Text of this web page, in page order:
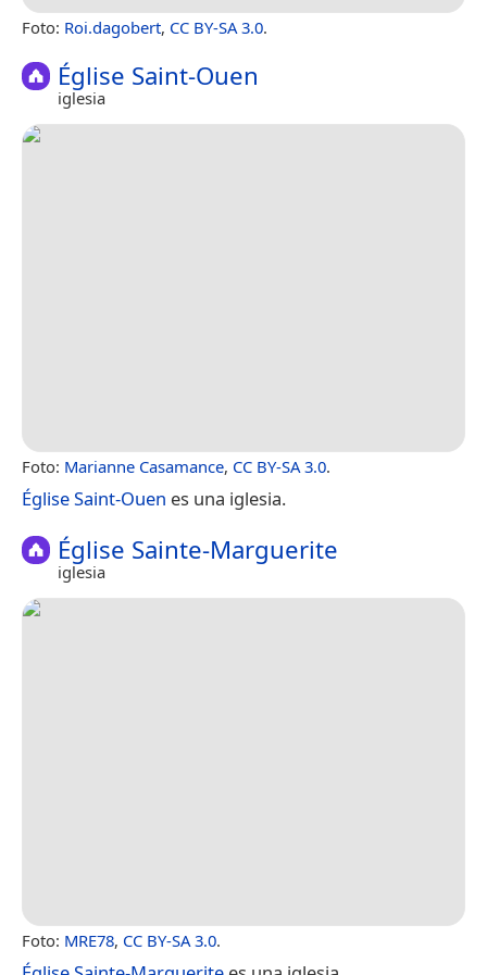
Foto: Roi.dagobert, CC BY-SA 3.0.
Église Saint-Ouen
iglesia
Foto: Marianne Casamance, CC BY-SA 3.0.
Église Saint-Ouen es una iglesia.
Église Sainte-Marguerite
iglesia
Foto: MRE78, CC BY-SA 3.0.